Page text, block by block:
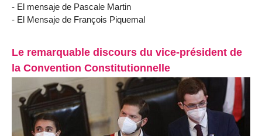
- El mensaje de Pascale Martin
- El Mensaje de François Piquemal
Le remarquable discours du vice-président de
la Convention Constitutionnelle